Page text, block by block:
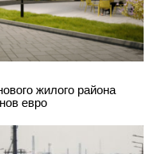
жилого района
евро